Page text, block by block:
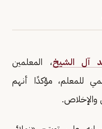
آل الشيخ، المعلمين
للمعلم، مؤكدًا أنهم
والإخلاص.